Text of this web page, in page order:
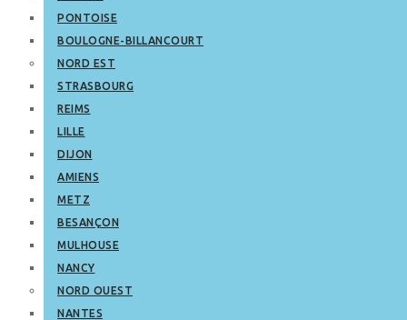
PONTOISE
BOULOGNE-BILLANCOURT
NORD EST
STRASBOURG
REIMS
LILLE
DIJON
AMIENS
METZ
BESANÇON
MULHOUSE
NANCY
NORD OUEST
NANTES